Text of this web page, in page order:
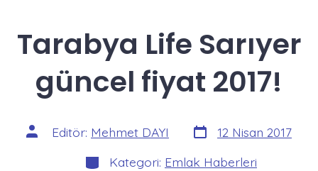
Tarabya Life Sarıyer
güncel fiyat 2017!
Yazının
yazarı
Editör: Mehmet DAYI Yazı
tarihi
12 Nisan 2017
Kategoriler
Kategori: Emlak Haberleri